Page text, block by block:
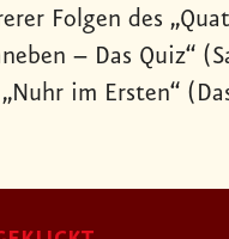
Folgen des
– Das Quiz“
im Ersten“